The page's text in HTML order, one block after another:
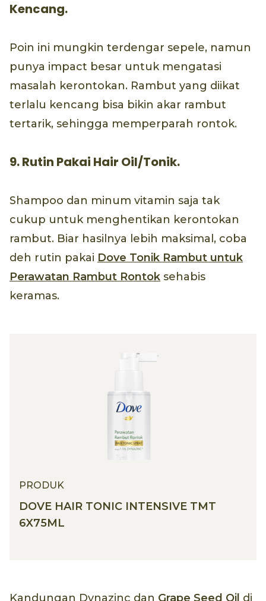
Kencang.
Poin ini mungkin terdengar sepele, namun
punya impact besar untuk mengatasi
masalah kerontokan. Rambut yang diikat
terlalu kencang bisa bikin akar rambut
tertarik, sehingga memperparah rontok.
9. Rutin Pakai Hair Oil/Tonik.
Shampoo dan minum vitamin saja tak
cukup untuk menghentikan kerontokan
rambut. Biar hasilnya lebih maksimal, coba
deh rutin pakai Dove Tonik Rambut untuk
Perawatan Rambut Rontok sehabis
keramas.
PRODUK
DOVE HAIR TONIC INTENSIVE TMT
6X75ML
Kandungan Dynazinc dan Grape Seed Oil di